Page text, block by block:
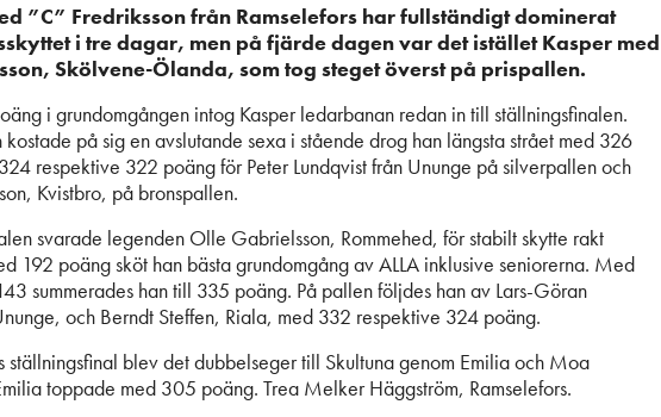
”C” Fredriksson från Ramselefors har fullständigt dominerat
i tre dagar, men på fjärde dagen var det istället Kasper med
Skölvene-Ölanda, som tog steget överst på prispallen.
i grundomgången intog Kasper ledarbanan redan in till ställningsfinalen.
kostade på sig en avslutande sexa i stående drog han längsta strået med 326
respektive 322 poäng för Peter Lundqvist från Ununge på silverpallen och
Kvistbro, på bronspallen.
svarade legenden Olle Gabrielsson, Rommehed, för stabilt skytte rakt
192 poäng sköt han bästa grundomgång av ALLA inklusive seniorerna. Med
summerades han till 335 poäng. På pallen följdes han av Lars-Göran
och Berndt Steffen, Riala, med 332 respektive 324 poäng.
ställningsfinal blev det dubbelseger till Skultuna genom Emilia och Moa
toppade med 305 poäng. Trea Melker Häggström, Ramselefors.